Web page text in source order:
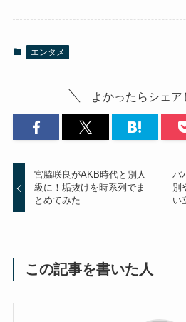
エンタメ
よかったらシェア
宮脇咲良がAKB時代と別人
級に！垢抜けを時系列でま
とめてみた
パ
別
い
この記事を書いた人